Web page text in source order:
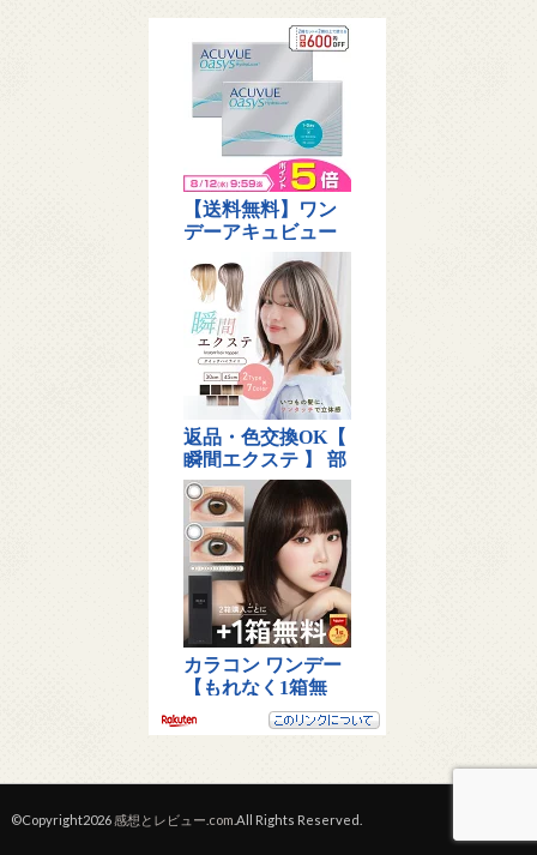
©Copyright2026感想とレビュー.com .All Rights Reserved.